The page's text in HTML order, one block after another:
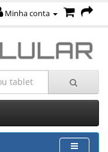
Minha conta